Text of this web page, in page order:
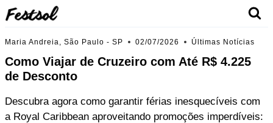
Skip
to
content
Maria Andreia, São Paulo - SP 02/07/2026 Últimas Notícias
Como Viajar de Cruzeiro com Até R$ 4.225
de Desconto
Descubra agora como garantir férias inesquecíveis com
a Royal Caribbean aproveitando promoções imperdíveis: